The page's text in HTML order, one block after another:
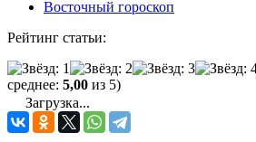
Восточный гороскоп
Рейтинг статьи:
среднее: 5,00 из 5)
Загрузка...